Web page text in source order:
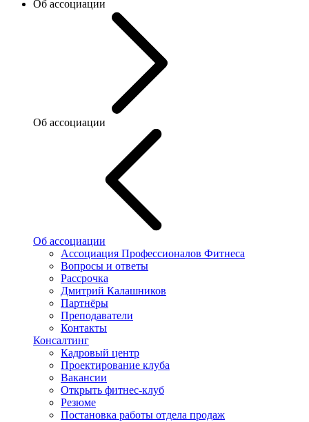
Об ассоциации
Об ассоциации
Об ассоциации
Ассоциация Профессионалов Фитнеса
Вопросы и ответы
Рассрочка
Дмитрий Калашников
Партнёры
Преподаватели
Контакты
Консалтинг
Кадровый центр
Проектирование клуба
Вакансии
Открыть фитнес-клуб
Резюме
Постановка работы отдела продаж